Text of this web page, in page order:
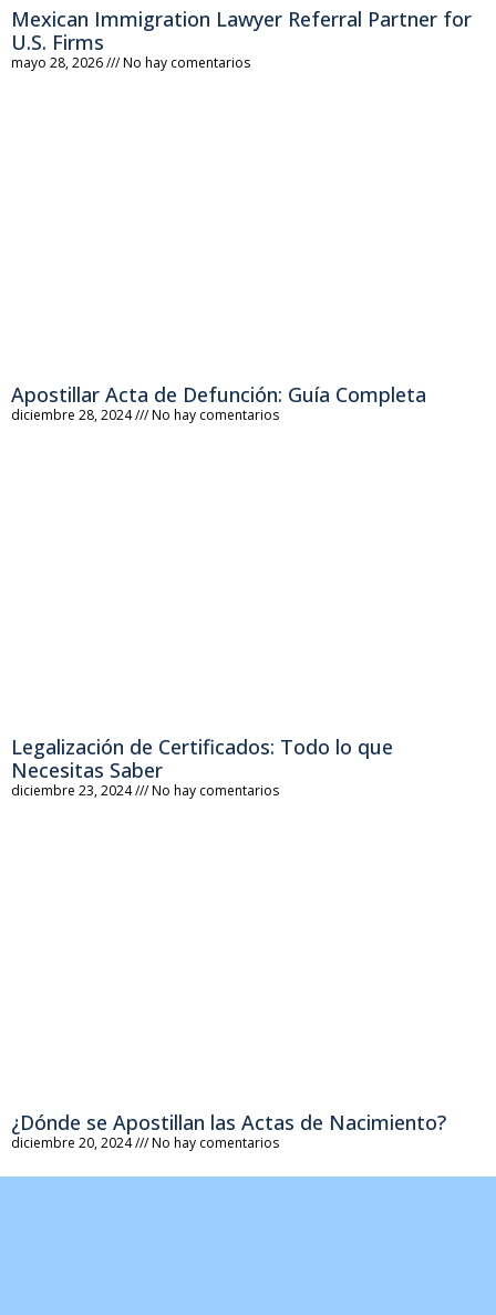
Mexican Immigration Lawyer Referral Partner for
U.S. Firms
mayo 28, 2026 No hay comentarios
Apostillar Acta de Defunción: Guía Completa
diciembre 28, 2024 No hay comentarios
Legalización de Certificados: Todo lo que
Necesitas Saber
diciembre 23, 2024 No hay comentarios
¿Dónde se Apostillan las Actas de Nacimiento?
diciembre 20, 2024 No hay comentarios